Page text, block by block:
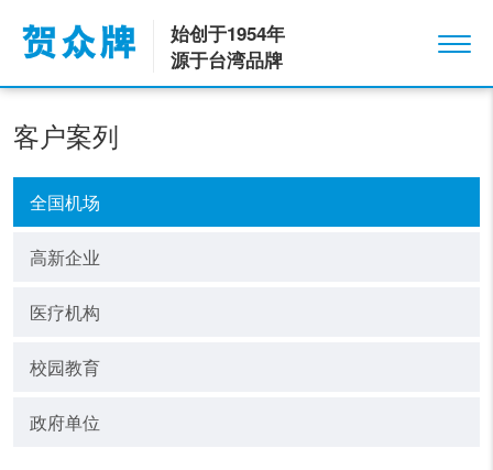
始创于1954年
源于台湾品牌
客户案列
全国机场
高新企业
医疗机构
校园教育
政府单位